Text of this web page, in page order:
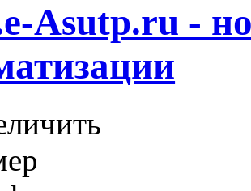
Asutp.ru -